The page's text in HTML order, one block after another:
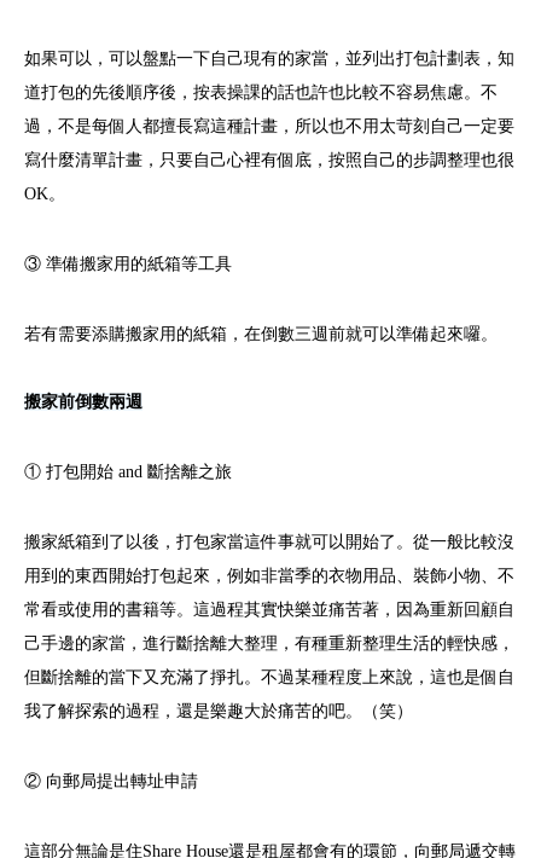
如果可以，可以盤點一下自己現有的家當，並列出打包計劃表，知
道打包的先後順序後，按表操課的話也許也比較不容易焦慮。不
過，不是每個人都擅長寫這種計畫，所以也不用太苛刻自己一定要
寫什麼清單計畫，只要自己心裡有個底，按照自己的步調整理也很
OK。
③ 準備搬家用的紙箱等工具
若有需要添購搬家用的紙箱，在倒數三週前就可以準備起來囉。
搬家前倒數兩週
① 打包開始 and 斷捨離之旅
搬家紙箱到了以後，打包家當這件事就可以開始了。從一般比較沒
用到的東西開始打包起來，例如非當季的衣物用品、裝飾小物、不
常看或使用的書籍等。這過程其實快樂並痛苦著，因為重新回顧自
己手邊的家當，進行斷捨離大整理，有種重新整理生活的輕快感，
但斷捨離的當下又充滿了掙扎。不過某種程度上來說，這也是個自
我了解探索的過程，還是樂趣大於痛苦的吧。（笑）
② 向郵局提出轉址申請
這部分無論是住Share House還是租屋都會有的環節，向郵局遞交轉